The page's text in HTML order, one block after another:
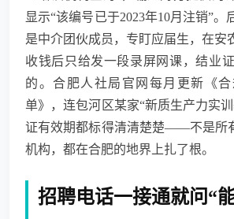
显示“该编号已于2023年10月注销”。
是中介团伙成员，专盯应届生，在安
收钱后只给发一段录屏网课，结业
的。合肥人社局官网每月更新《
单》，连包河区某家“新质生产力实
证有效期都标得清清楚楚——不是所
机构，都在合肥的地界上扎了根。
招聘电话一接通就问“